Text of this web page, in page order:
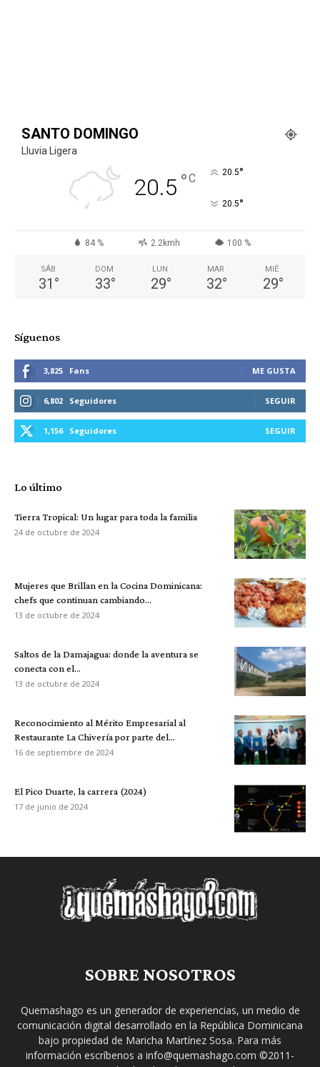
SANTO DOMINGO
Lluvia Ligera
20.5 °C 20.5°
20.5°
84 % 2.2kmh 100 %
SÁB
31 °
DOM
33°
LUN
29°
MAR
32°
MIÉ
29°
Síguenos
3,825 Fans ME GUSTA
6,802 Seguidores SEGUIR
1,156 Seguidores SEGUIR
Lo último
Tierra Tropical: Un lugar para toda la familia
24 de octubre de 2024
Mujeres que Brillan en la Cocina Dominicana:
chefs que continuan cambiando...
13 de octubre de 2024
Saltos de la Damajagua: donde la aventura se
conecta con el...
13 de octubre de 2024
Reconocimiento al Mérito Empresarial al
Restaurante La Chivería por parte del...
16 de septiembre de 2024
El Pico Duarte, la carrera (2024)
17 de junio de 2024
SOBRE NOSOTROS
Quemashago es un generador de experiencias, un medio de
comunicación digital desarrollado en la República Dominicana
bajo propiedad de Maricha Martínez Sosa. Para más
información escríbenos a info@quemashago.com ©2011-